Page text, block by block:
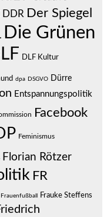
DDR Der Spiegel
Die Grünen
DLF Kultur
dpa DSGVO Dürre
Entspannungspolitik
Facebook
Feminismus
Florian Rötzer
FR
Frauenfußball Frauke Steffens